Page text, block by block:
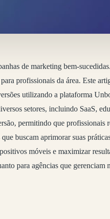
de marketing bem-
profissionais da área. Este
utilizando a plataforma
setores, incluindo SaaS,
permitindo que profissionais
buscam aprimorar suas
móveis e maximizar
para agências que gerenciam